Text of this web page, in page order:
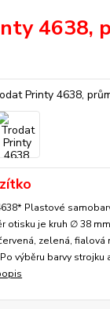
4638,
Plastové
otisku je kruh ∅ 38
zelená, fialová
výběru barvy strojku